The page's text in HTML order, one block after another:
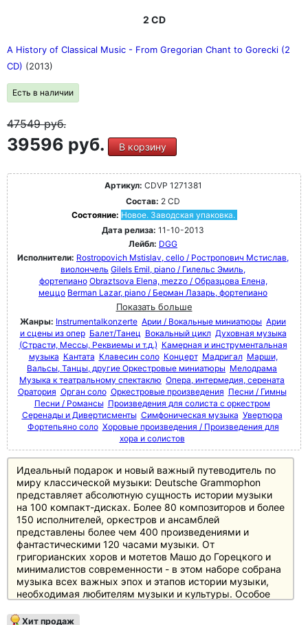
2 CD
A History of Classical Music - From Gregorian Chant to Gorecki (2
CD) (2013)
Есть в наличии
47549руб.
39596 руб. В корзину
Артикул: CDVP 1271381
Состав: 2 CD
Состояние: Новое. Заводская упаковка.
Дата релиза: 11-10-2013
Лейбл: DGG
Исполнители: Rostropovich Mstislav, cello / Ростропович Мстислав,
виолончель Gilels Emil, piano / Гилельс Эмиль,
фортепиано Obraztsova Elena, mezzo / Образцова Елена,
меццо Berman Lazar, piano / Берман Лазарь, фортепиано
Показать больше
Жанры: Instrumentalkonzerte Арии / Вокальные миниатюры Арии
и сцены из опер Балет/Танец Вокальный цикл Духовная музыка
(Страсти, Мессы, Реквиемы и т.д.) Камерная и инструментальная
музыка Кантата Клавесин соло Концерт Мадригал Марши,
Вальсы, Танцы, другие Оркестровые миниатюры Мелодрама
Музыка к театральному спектаклю Опера, интермедия, серената
Оратория Орган соло Оркестровые произведения Песни / Гимны
Песни / Романсы Произведения для солиста с оркестром
Серенады и Дивертисменты Симфоническая музыка Увертюра
Фортепьяно соло Хоровые произведения / Произведения для
хора и солистов
Идеальный подарок и новый важный путеводитель по
миру классической музыки: Deutsche Grammophon
представляет абсолютную сущность истории музыки
на 100 компакт-дисках. Более 80 композиторов и более
150 исполнителей, оркестров и ансамблей
представлены более чем 400 произведениями и
фантастическими 120 часами музыки. От
григорианских хоров и мотетов Машо до Горецкого и
минималистов современности - в этом наборе собрана
музыка всех важных эпох и этапов истории музыки,
необходимая любителям музыки и культуры. Особое
классиками и романтиками, а также XX веку, который
Хит продаж